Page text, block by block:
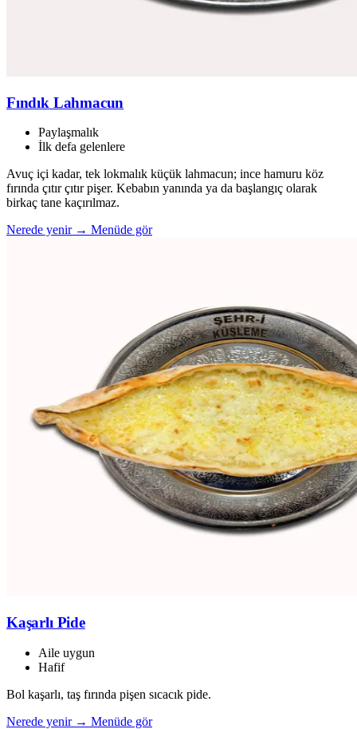
Fındık Lahmacun
Paylaşmalık
İlk defa gelenlere
Avuç içi kadar, tek lokmalık küçük lahmacun; ince hamuru köz
fırında çıtır çıtır pişer. Kebabın yanında ya da başlangıç olarak
birkaç tane kaçırılmaz.
Nerede yenir → Menüde gör
Kaşarlı Pide
Aile uygun
Hafif
Bol kaşarlı, taş fırında pişen sıcacık pide.
Nerede yenir → Menüde gör